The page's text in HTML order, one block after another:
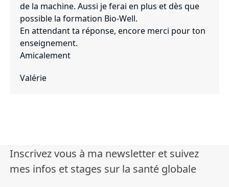
de la machine. Aussi je ferai en plus et dès que
possible la formation Bio-Well.
En attendant ta réponse, encore merci pour ton
enseignement.
Amicalement
Valérie
Inscrivez vous à ma newsletter et suivez
mes infos et stages sur la santé globale